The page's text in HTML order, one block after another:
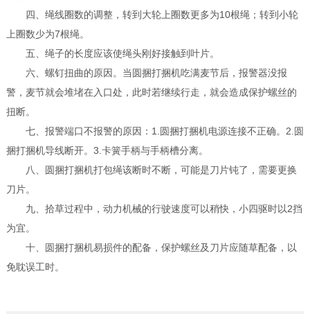
四、绳线圈数的调整，转到大轮上圈数更多为10根绳；转到小轮
上圈数少为7根绳。
五、绳子的长度应该使绳头刚好接触到叶片。
六、螺钉扭曲的原因。当圆捆打捆机吃满麦节后，报警器没报
警，麦节就会堆堵在入口处，此时若继续行走，就会造成保护螺丝的
扭断。
七、报警端口不报警的原因：1.圆捆打捆机电源连接不正确。2.圆
捆打捆机导线断开。3.卡簧手柄与手柄槽分离。
八、圆捆打捆机打包绳该断时不断，可能是刀片钝了，需要更换
刀片。
九、拾草过程中，动力机械的行驶速度可以稍快，小四驱时以2挡
为宜。
十、圆捆打捆机易损件的配备，保护螺丝及刀片应随草配备，以
免耽误工时。